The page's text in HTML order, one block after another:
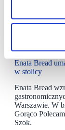
Enata Bread
w stolicy
Enata Bread
Warszawie. W
Gorąco
Szok.